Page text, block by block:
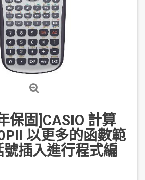
保固]CASIO 計算
以更多的函數範
號插入進行程式編